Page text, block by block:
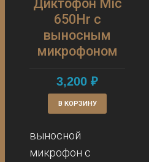
Диктофон Mic
650Hr с
выносным
микрофоном
3,200₽
В КОРЗИНУ
выносной
микрофон с